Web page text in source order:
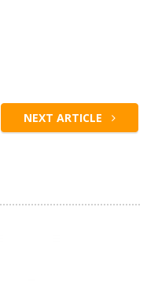
NEXT ARTICLE